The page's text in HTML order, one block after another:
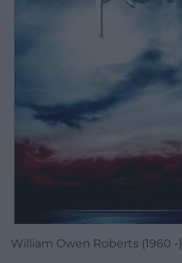
William Owen Roberts (1960 -)